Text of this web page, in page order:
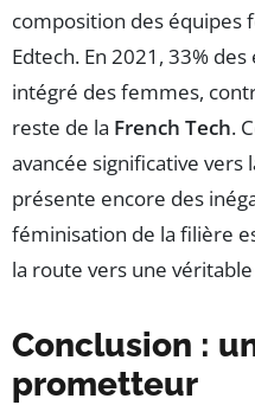
composition des équipes
Edtech. En 2021, 33%
intégré des femmes,
reste de la French Tech.
avancée significative vers
présente encore des
féminisation de la filière
la route vers une
Conclusion :
prometteur